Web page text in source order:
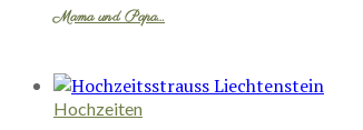
Mama und Papa…
Hochzeiten